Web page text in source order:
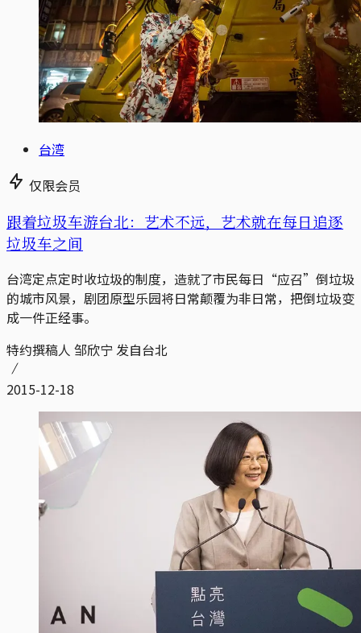
台湾
仅限会员
跟着垃圾车游台北：艺术不远，艺术就在每日追逐
垃圾车之间
台湾定点定时收垃圾的制度，造就了市民每日“应召”倒垃圾
的城市风景，剧团原型乐园将日常颠覆为非日常，把倒垃圾变
成一件正经事。
特约撰稿人 邹欣宁 发自台北
2015-12-18